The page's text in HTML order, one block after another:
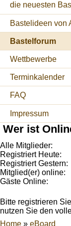
die neuesten
Bastelideen von
Bastelforum
Wettbewerbe
Terminkalender
FAQ
Impressum
Wer ist
Alle Mitglieder:
Registriert Heute:
Registriert Gestern:
Mitglied(er) online:
Gäste Online:
Bitte registrieren
nutzen Sie den
Home » eBoard